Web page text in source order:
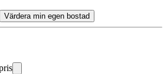
Värdera min egen bostad